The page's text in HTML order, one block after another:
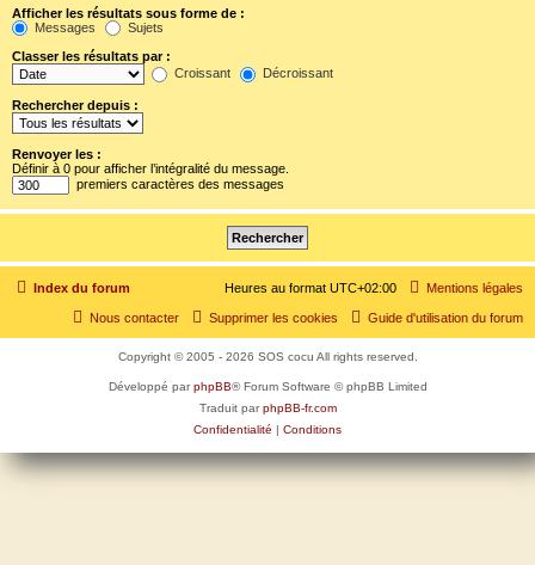
Afficher les résultats sous forme de :
Messages
Sujets
Classer les résultats par :
Croissant
Décroissant
Rechercher depuis :
Renvoyer les :
Définir à 0 pour afficher l’intégralité du message.
premiers caractères des messages
Index du forum Mentions légales
Heures au format UTC+02:00
Guide d'utilisation du forum
Supprimer les cookies
Nous contacter
Copyright © 2005 - 2026 SOS cocu All rights reserved.
Développé parphpBB® Forum Software © phpBB Limited
Traduit parphpBB-fr.com
Confidentialité | Conditions